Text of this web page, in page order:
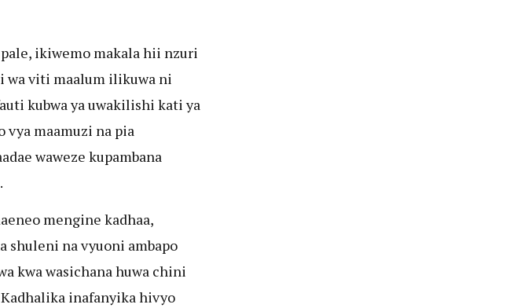
ikiwemo makala hii nzuri
wa viti maalum ilikuwa ni
kubwa ya uwakilishi kati ya
vya maamuzi na pia
waweze kupambana
mengine kadhaa,
shuleni na vyuoni ambapo
kwa wasichana huwa chini
inafanyika hivyo